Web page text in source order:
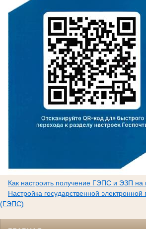
Как настроить получение ГЭПС и ЭЗП на
Настройка государственной
(ГЭПС)